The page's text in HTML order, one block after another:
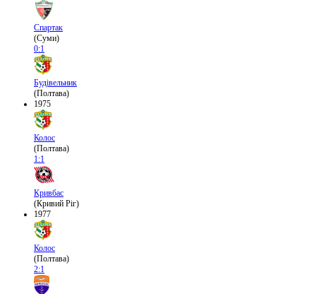
Спартак
(Суми)
0:1
Будівельник
(Полтава)
1975
Колос
(Полтава)
1:1
Кривбас
(Кривий Ріг)
1977
Колос
(Полтава)
2:1